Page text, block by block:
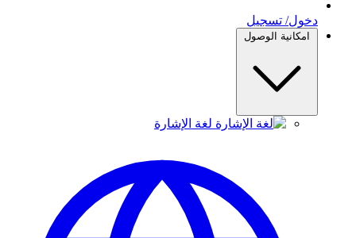
دخول/ تسجيل
امكانية الوصول
لغة الإشارة